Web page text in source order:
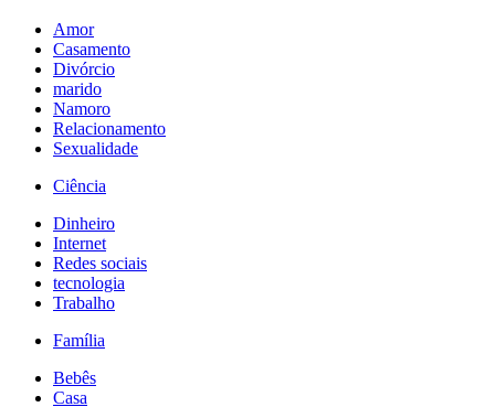
Amor
Casamento
Divórcio
marido
Namoro
Relacionamento
Sexualidade
Ciência
Dinheiro
Internet
Redes sociais
tecnologia
Trabalho
Família
Bebês
Casa